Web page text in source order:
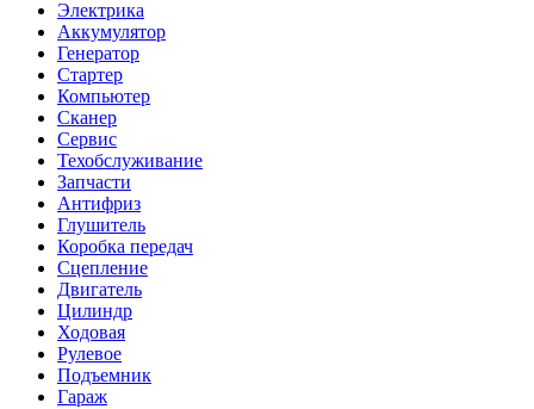
Электрика
Аккумулятор
Генератор
Стартер
Компьютер
Сканер
Сервис
Техобслуживание
Запчасти
Антифриз
Глушитель
Коробка передач
Сцепление
Двигатель
Цилиндр
Ходовая
Рулевое
Подъемник
Гараж